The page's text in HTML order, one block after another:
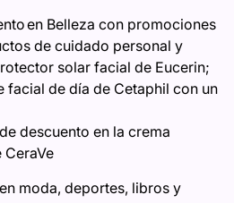
en Belleza con promociones
de cuidado personal y
solar facial de Eucerin;
facial de día de Cetaphil con un
descuento en la crema
moda, deportes, libros y